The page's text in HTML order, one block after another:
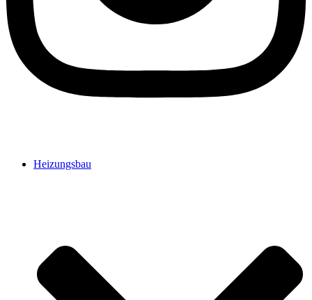
Heizungsbau